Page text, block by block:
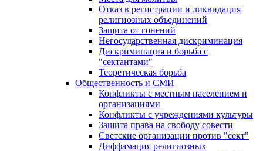
Отказ в регистрации и ликвидация
религиозных объединений
Защита от гонений
Негосударственная дискриминация
Дискриминация и борьба с
"сектантами"
Теоретическая борьба
Общественность и СМИ
Конфликты с местным населением и
организациями
Конфликты с учреждениями культуры
Защита права на свободу совести
Светские организации против "сект"
Диффамация религиозных